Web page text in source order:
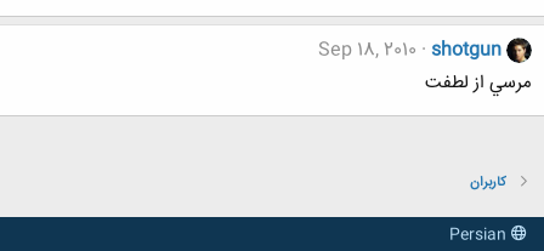
shotgun
Sep 18, 2010
مرسي از لطفت
کاربران